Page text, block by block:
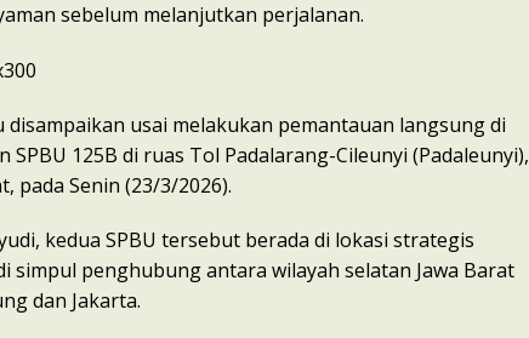
sebelum melanjutkan perjalanan.
disampaikan usai melakukan pemantauan langsung di
SPBU 125B di ruas Tol Padalarang-Cileunyi (Padaleunyi),
pada Senin (23/3/2026).
kedua SPBU tersebut berada di lokasi strategis
simpul penghubung antara wilayah selatan Jawa Barat
dan Jakarta.